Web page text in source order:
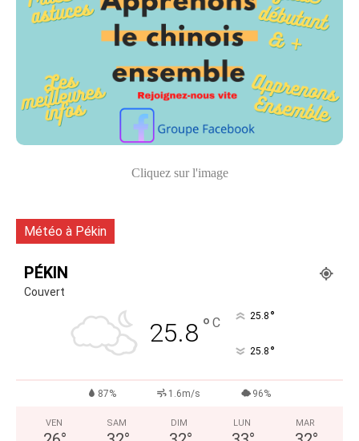
Cliquez sur l'image
Météo à Pékin
PÉKIN
Couvert
25.8 ° C 25.8 °
25.8 °
87% 1.6m/s 96%
VEN SAM DIM LUN MAR